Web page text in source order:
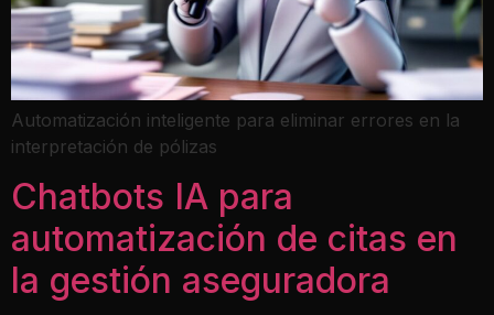
Automatización inteligente para eliminar errores en la
interpretación de pólizas
Chatbots IA para
automatización de citas en
la gestión aseguradora